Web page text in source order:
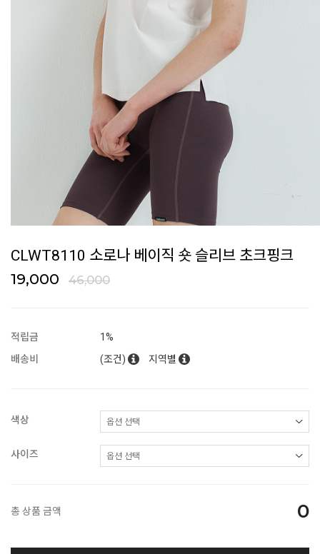
CLWT8110 소로나 베이직 숏 슬리브 초크핑크
19,000 46,000
적립금
1%
배송비
(조건) 지역별
색상
사이즈
총 상품 금액 0